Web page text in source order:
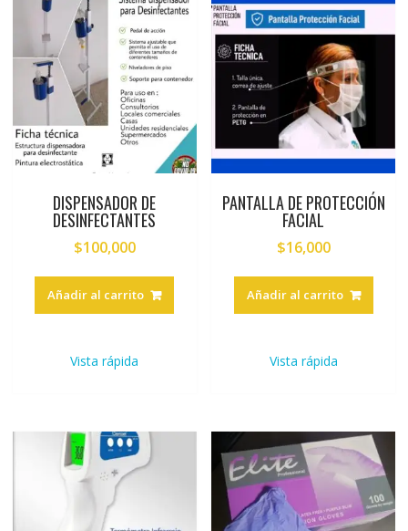
DISPENSADOR DE
DESINFECTANTES
$100,000
Añadir al carrito
Vista rápida
PANTALLA DE PROTECCIÓN
FACIAL
$16,000
Añadir al carrito
Vista rápida